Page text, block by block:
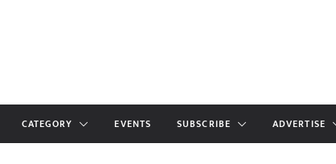
CATEGORY EVENTS SUBSCRIBE ADVERTISE